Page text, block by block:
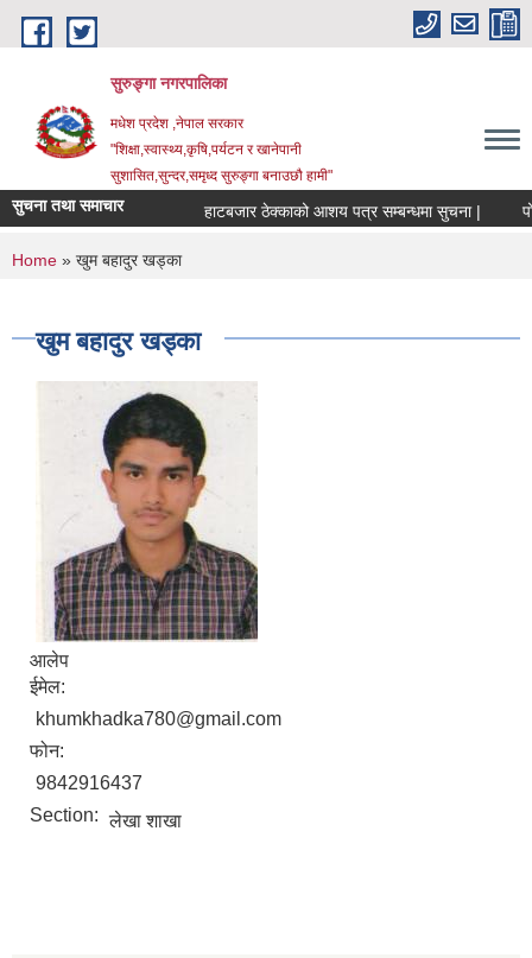
Skip to main content
सुरुङ्‍गा नगरपालिका
मधेश प्रदेश ,नेपाल सरकार
"शिक्षा,स्वास्थ्य,कृषि,पर्यटन र खानेपानी
सुशासित,सुन्दर,समृध्द सुरुङ्गा बनाउछौ हामी"
सुचना तथा समाचार हाटबजार ठेक्काको आशय पत्र सम्बन्धमा सुचना |
You are here
Home » खुम बहादुर खड्का
खुम बहादुर खड्का
आलेप
ईमेल:
khumkhadka780@gmail.com
फोन:
9842916437
Section: लेखा शाखा